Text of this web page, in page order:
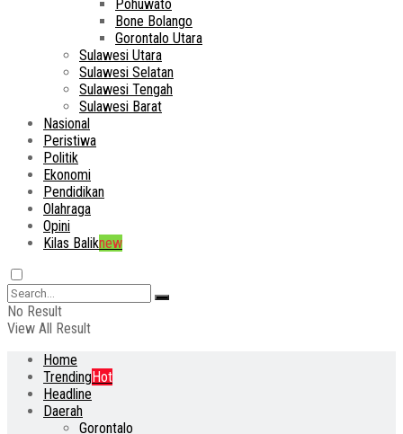
Pohuwato
Bone Bolango
Gorontalo Utara
Sulawesi Utara
Sulawesi Selatan
Sulawesi Tengah
Sulawesi Barat
Nasional
Peristiwa
Politik
Ekonomi
Pendidikan
Olahraga
Opini
Kilas Baliknew
No Result
View All Result
Home
TrendingHot
Headline
Daerah
Gorontalo